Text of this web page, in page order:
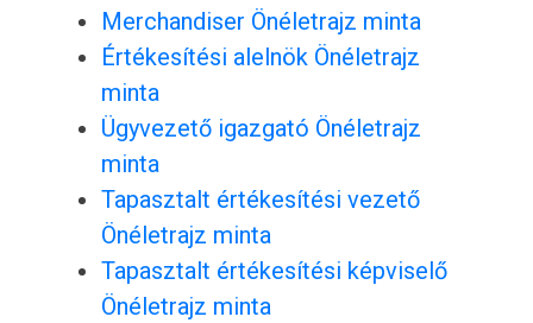
Merchandiser Önéletrajz minta
Értékesítési alelnök Önéletrajz
minta
Ügyvezető igazgató Önéletrajz
minta
Tapasztalt értékesítési vezető
Önéletrajz minta
Tapasztalt értékesítési képviselő
Önéletrajz minta